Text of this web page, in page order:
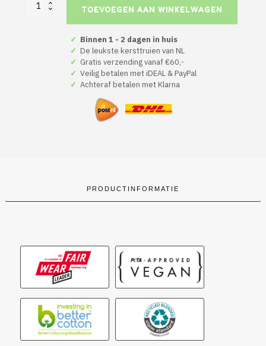
Gen
TOEVOEGEN AAN WINKELWAGEN
✓ Binnen 1 - 2 dagen in huis
✓ De leukste kersttruien van NL
✓ Gratis verzending vanaf €60,-
✓ Veilig betalen met iDEAL & PayPal
✓ Achteraf betalen met Klarna
PRODUCTINFORMATIE